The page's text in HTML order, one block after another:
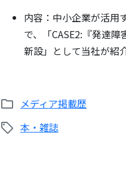
内容：中小企業が活用
で、「CASE2:『発達
新設」として当社が紹
メディア掲載歴
本・雑誌